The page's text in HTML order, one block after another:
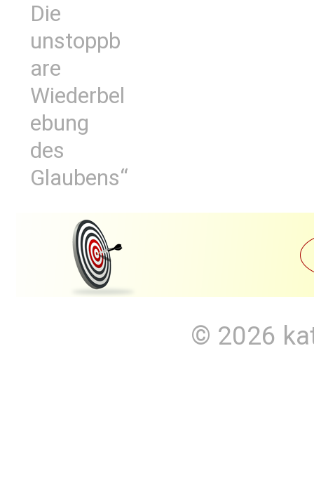
Die
unstoppb
are
Wiederbel
ebung
des
Glaubens“
© 2026